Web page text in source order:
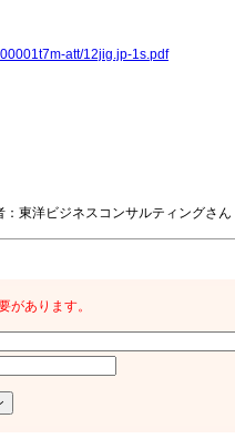
att/12jig.jp-1s.pdf
東洋ビジネスコンサルティングさん
があります。